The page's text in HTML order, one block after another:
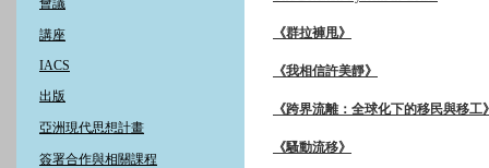
會議
講座
IACS
出版
亞洲現代思想計畫
簽署合作與相關課程
《群拉褲甩》
《我相信許美靜》
《跨界流離：全球化下的移民與移工
《騷動流移》